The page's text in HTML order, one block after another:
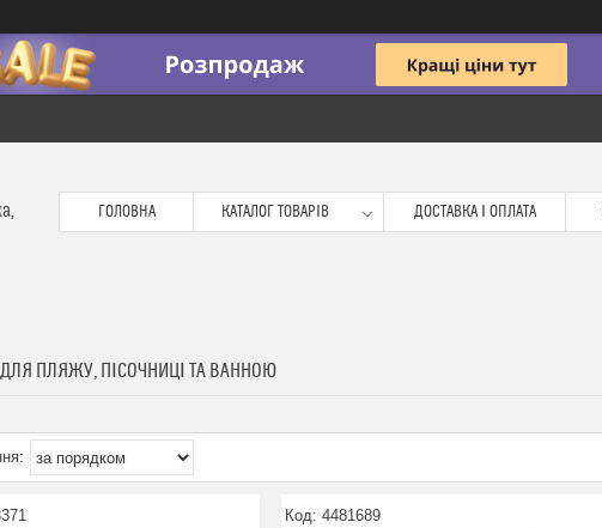
ГОЛОВНА КАТАЛОГ ТОВАРІВ ДОСТАВКА І ОПЛАТА
ПЛЯЖУ, ПІСОЧНИЦІ ТА ВАННОЮ
4481689